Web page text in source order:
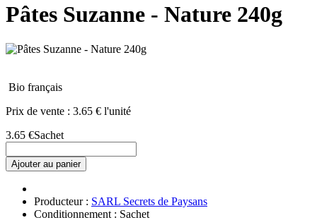
Pâtes Suzanne - Nature 240g
Bio français
Prix de vente : 3.65 € l'unité
3.65 €Sachet
Ajouter au panier
Producteur : SARL Secrets de Paysans
Conditionnement : Sachet